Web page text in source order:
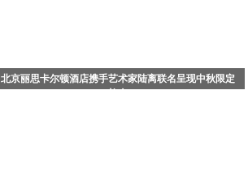
北京丽思卡尔顿酒店携手艺术家陆离联名呈现中秋限定